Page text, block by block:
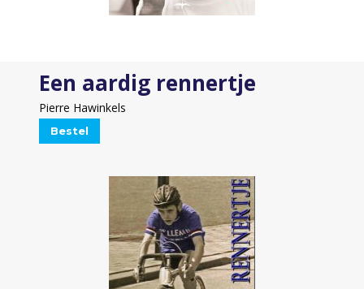
Een aardig rennertje
Pierre Hawinkels
Bestel